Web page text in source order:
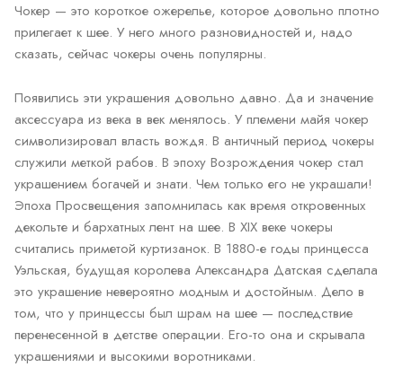
Чокер — это короткое ожерелье, которое довольно плотно
прилегает к шее. У него много разновидностей и, надо
сказать, сейчас чокеры очень популярны.
Появились эти украшения довольно давно. Да и значение
аксессуара из века в век менялось. У племени майя чокер
символизировал власть вождя. В античный период чокеры
служили меткой рабов. В эпоху Возрождения чокер стал
украшением богачей и знати. Чем только его не украшали!
Эпоха Просвещения запомнилась как время откровенных
декольте и бархатных лент на шее. В XIX веке чокеры
считались приметой куртизанок. В 1880-е годы принцесса
Уэльская, будущая королева Александра Датская сделала
это украшение невероятно модным и достойным. Дело в
том, что у принцессы был шрам на шее — последствие
перенесенной в детстве операции. Его-то она и скрывала
украшениями и высокими воротниками.